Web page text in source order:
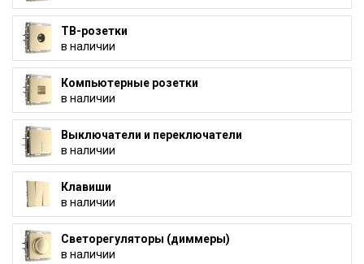
ТВ-розетки
в наличии
Компьютерные розетки
в наличии
Выключатели и переключатели
в наличии
Клавиши
в наличии
Светорегуляторы (диммеры)
в наличии